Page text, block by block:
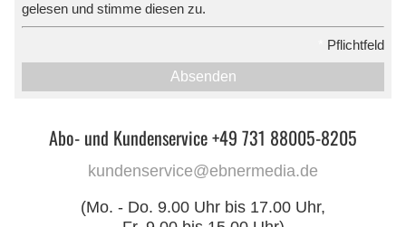
gelesen und stimme diesen zu.
Pflichtfeld
Absenden
Abo- und Kundenservice +49 731 88005-8205
kundenservice@ebnermedia.de
(Mo. - Do. 9.00 Uhr bis 17.00 Uhr,